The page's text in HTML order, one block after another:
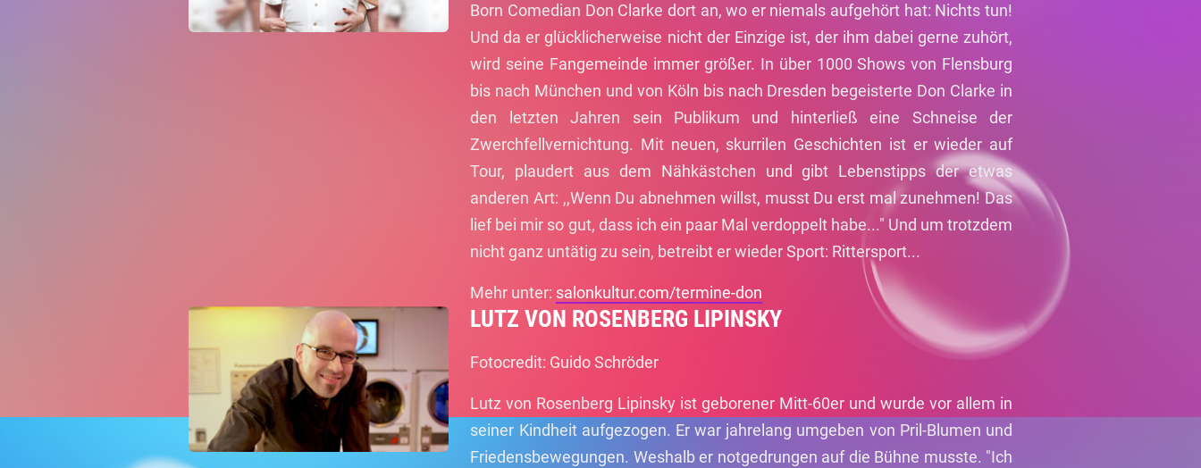
Born Comedian Don Clarke dort an, wo er niemals aufgehört hat: Nichts tun!
Und da er glücklicherweise nicht der Einzige ist, der ihm dabei gerne zuhört,
wird seine Fangemeinde immer größer. In über 1000 Shows von Flensburg
bis nach München und von Köln bis nach Dresden begeisterte Don Clarke in
den letzten Jahren sein Publikum und hinterließ eine Schneise der
Zwerchfellvernichtung. Mit neuen, skurrilen Geschichten ist er wieder auf
Tour, plaudert aus dem Nähkästchen und gibt Lebenstipps der etwas
anderen Art: ,,Wenn Du abnehmen willst, musst Du erst mal zunehmen! Das
lief bei mir so gut, dass ich ein paar Mal verdoppelt habe..." Und um trotzdem
nicht ganz untätig zu sein, betreibt er wieder Sport: Rittersport...
Mehr unter: salonkultur.com/termine-don
LUTZ VON ROSENBERG LIPINSKY
Fotocredit: Guido Schröder
Lutz von Rosenberg Lipinsky ist geborener Mitt-60er und wurde vor allem in
seiner Kindheit aufgezogen. Er war jahrelang umgeben von Pril-Blumen und
Friedensbewegungen. Weshalb er notgedrungen auf die Bühne musste. "Ich